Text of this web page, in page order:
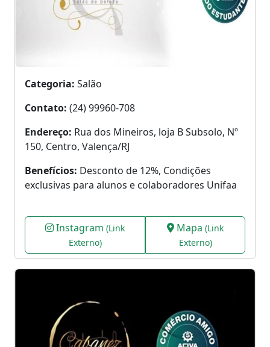
Categoria: Salão
Contato: (24) 99960-708
Endereço: Rua dos Mineiros, loja B Subsolo, Nº
150, Centro, Valença/RJ
Benefícios: Desconto de 12%, Condições
exclusivas para alunos e colaboradores Unifaa
Instagram(Link
Externo)
Mapa(Link
Externo)